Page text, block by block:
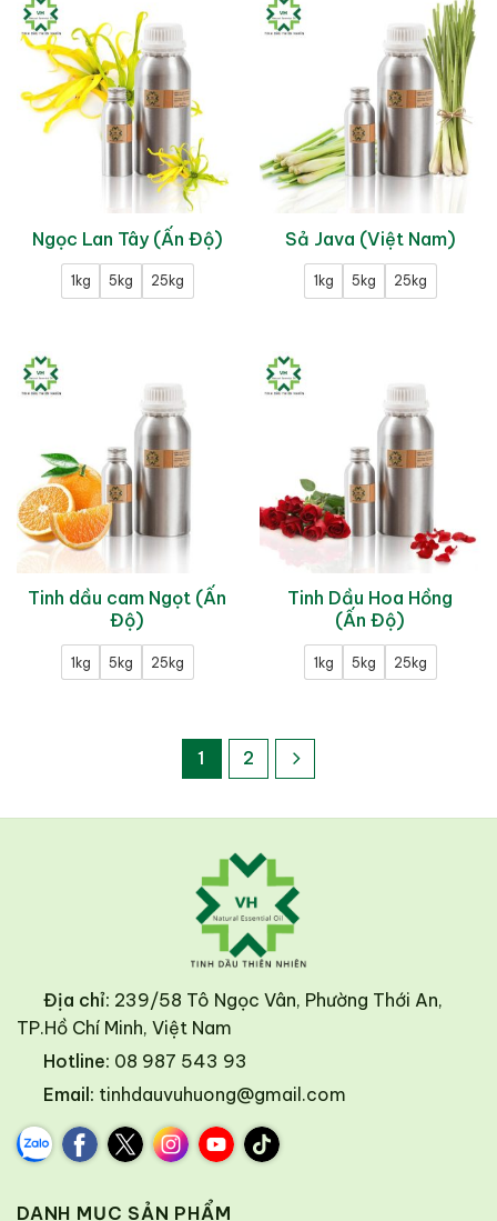
Ngọc Lan Tây (Ấn Độ)
1kg 5kg 25kg
Sả Java (Việt Nam)
1kg 5kg 25kg
Tinh dầu cam Ngọt (Ấn
Độ)
1kg 5kg 25kg
Tinh Dầu Hoa Hồng
(Ấn Độ)
1kg 5kg 25kg
1 2
Địa chỉ: 239/58 Tô Ngọc Vân, Phường Thới An,
TP.Hồ Chí Minh, Việt Nam
Hotline: 08 987 543 93
Email: tinhdauvuhuong@gmail.com
DANH MỤC SẢN PHẨM